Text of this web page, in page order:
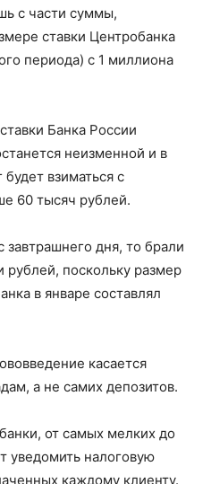
с части суммы,
ставки Центробанка
периода) с 1 миллиона
Банка России
неизменной и в
взиматься с
60 тысяч рублей.
дня, то брали
рублей, поскольку размер
в январе составлял
касается
а не самих депозитов.
от самых мелких до
уведомить налоговую
каждому клиенту.